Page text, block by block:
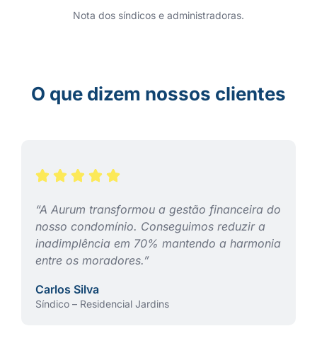
Nota dos síndicos e administradoras.
O que dizem nossos clientes
“A Aurum transformou a gestão financeira do
nosso condomínio. Conseguimos reduzir a
inadimplência em 70% mantendo a harmonia
entre os moradores.”
Carlos Silva
Síndico – Residencial Jardins